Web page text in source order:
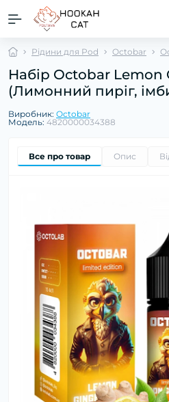
Рідини для Pod Octobar
Набір Octobar Lemon
(Лимонний пиріг,
Виробник: Octobar
Модель: 4820000034388
Все про товар Опис